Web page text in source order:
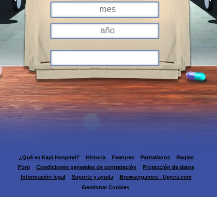
¿Qué es Kapi Hospital? Historia Features Pantallazos
Reglas
Foro
Condiciones generales de contratación
Protección de datos
Información legal
Soporte y ayuda
Browsergames - Upjers.com
Gestionar Cookies